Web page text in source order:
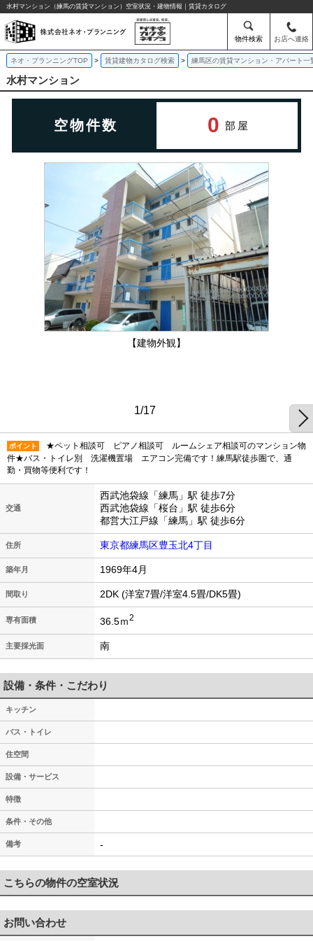
水村マンション（練馬の賃貸マンション）空室状況・建物情報｜賃貸カタログ
物件検索 お店へ連絡
ネオ・プランニングTOP 賃貸建物カタログ検索 練馬区の賃貸マンション・アパート一
水村マンション
空物件数 0 部屋
【建物外観】
1/17
ポイント
★ペット相談可 ピアノ相談可 ルームシェア相談可のマンション物
件★バス・トイレ別 洗濯機置場 エアコン完備です！練馬駅徒歩圏で、通
勤・買物等便利です！
交通
西武池袋線「練馬」駅 徒歩7分
西武池袋線「桜台」駅 徒歩6分
都営大江戸線「練馬」駅 徒歩6分
住所 東京都練馬区豊玉北4丁目
築年月 1969年4月
間取り 2DK (洋室7畳/洋室4.5畳/DK5畳)
専有面積 36.5ｍ2
主要採光面 南
設備・条件・こだわり
キッチン
バス・トイレ
住空間
設備・サービス
特徴
条件・その他
備考 -
こちらの物件の空室状況
お問い合わせ